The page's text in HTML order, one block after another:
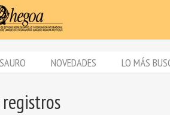
NOVEDADES LO MÁS